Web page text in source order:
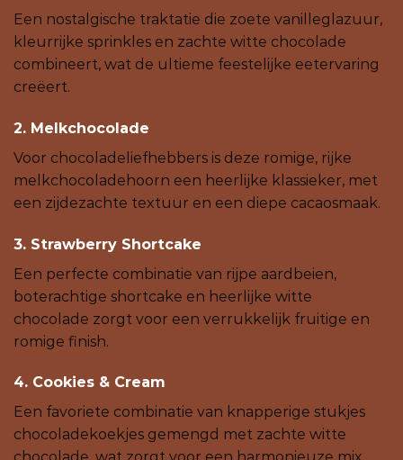
Een nostalgische traktatie die zoete vanilleglazuur,
kleurrijke sprinkles en zachte witte chocolade
combineert, wat de ultieme feestelijke eetervaring
creëert.
2. Melkchocolade
Voor chocoladeliefhebbers is deze romige, rijke
melkchocoladehoorn een heerlijke klassieker, met
een zijdezachte textuur en een diepe cacaosmaak.
3. Strawberry Shortcake
Een perfecte combinatie van rijpe aardbeien,
boterachtige shortcake en heerlijke witte
chocolade zorgt voor een verrukkelijk fruitige en
romige finish.
4. Cookies & Cream
Een favoriete combinatie van knapperige stukjes
chocoladekoekjes gemengd met zachte witte